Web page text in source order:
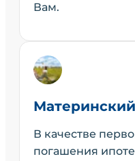
Вам.
В качестве
погашения